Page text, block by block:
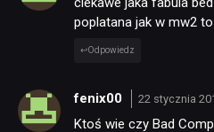
poplatana jak w mw2
Odpowiedz
fenix00 22 stycznia
Ktoś wie czy Bad